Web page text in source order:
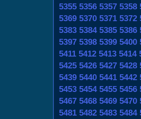
5355 5356 5357 5358
5369 5370 5371 5372
5383 5384 5385 5386
5397 5398 5399 5400
5411 5412 5413 5414
5425 5426 5427 5428
5439 5440 5441 5442
5453 5454 5455 5456
5467 5468 5469 5470
5481 5482 5483 5484